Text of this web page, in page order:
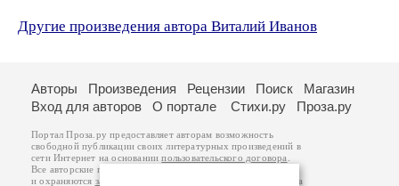
Другие произведения автора Виталий Иванов
Авторы Произведения Рецензии Поиск
Магазин
Вход для авторов
О портале Стихи.ру Проза.ру
Портал Проза.ру предоставляет авторам возможность
свободной публикации своих литературных произведений в
сети Интернет на основаниипользовательского договора
Все авторские права на произведения принадлежат авторам
и охраняются законом . Перепечатка произведений возможна